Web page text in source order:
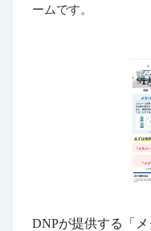
ームです。
DNPが提供する「